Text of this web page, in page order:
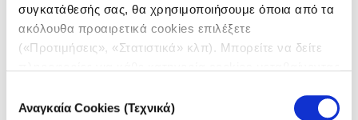
συγκατάθεσής σας, θα χρησιμοποιήσουμε όποια από τα
ακόλουθα προαιρετικά cookies επιλέξετε
(«Προτιμήσεις», «Στατιστικά» κλπ). Μπορείτε να δείτε
συγκατάθεσης
Αναγκαία Cookies (Τεχνικά)
άρθρων